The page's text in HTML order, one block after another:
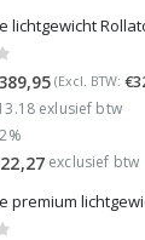
389,95Huidige
prijs
€389,95.
(Excl. BTW: €
exlusief btw
exclusief btw